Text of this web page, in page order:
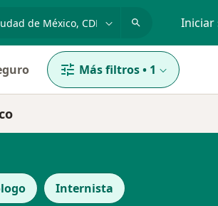
ej. Guadalajara Iniciar
Más filtros• 1
Internista